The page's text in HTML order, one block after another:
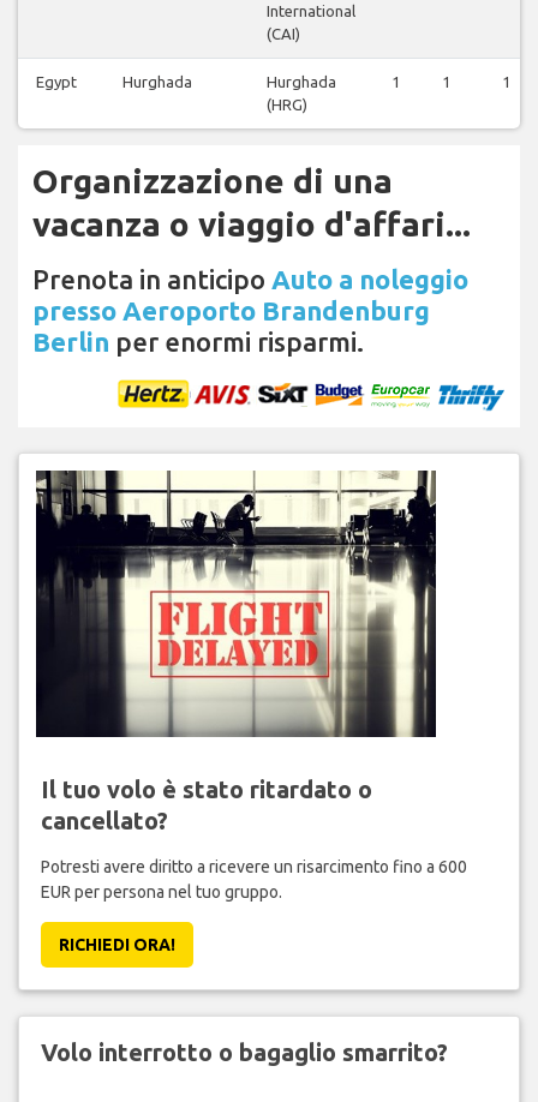
International
(CAI)
Egypt Hurghada
Hurghada
(HRG)
1 1 1
Organizzazione di una
vacanza o viaggio d'affari...
Prenota in anticipo Auto a noleggio
presso Aeroporto Brandenburg
Berlin per enormi risparmi.
Il tuo volo è stato ritardato o
cancellato?
Potresti avere diritto a ricevere un risarcimento fino a 600
EUR per persona nel tuo gruppo.
RICHIEDI ORA!
Volo interrotto o bagaglio smarrito?